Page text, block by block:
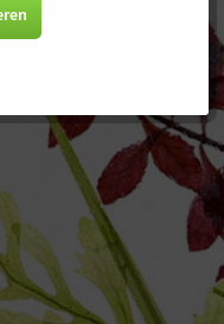
Aktiv
Aktiv